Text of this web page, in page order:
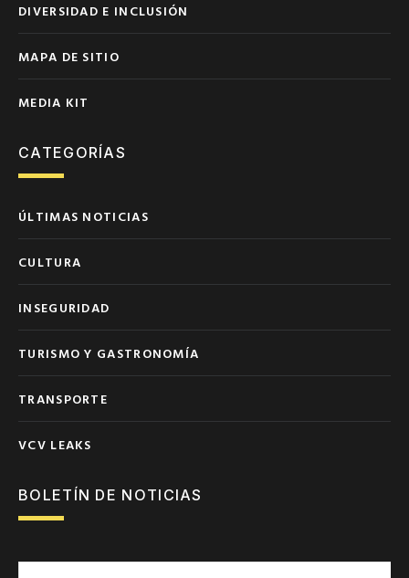
DIVERSIDAD E INCLUSIÓN
MAPA DE SITIO
MEDIA KIT
CATEGORÍAS
ÚLTIMAS NOTICIAS
CULTURA
INSEGURIDAD
TURISMO Y GASTRONOMÍA
TRANSPORTE
VCV LEAKS
BOLETÍN DE NOTICIAS